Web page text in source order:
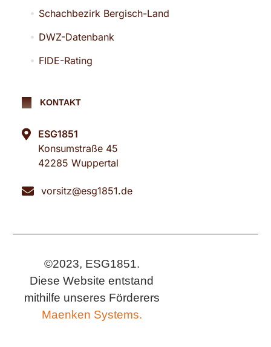
Schachbezirk Bergisch-Land
DWZ-Datenbank
FIDE-Rating
KONTAKT
ESG1851
Konsumstraße 45
42285 Wuppertal
vorsitz@esg1851.de
©2023, ESG1851.
Diese Website entstand
mithilfe unseres Förderers
Maenken Systems.